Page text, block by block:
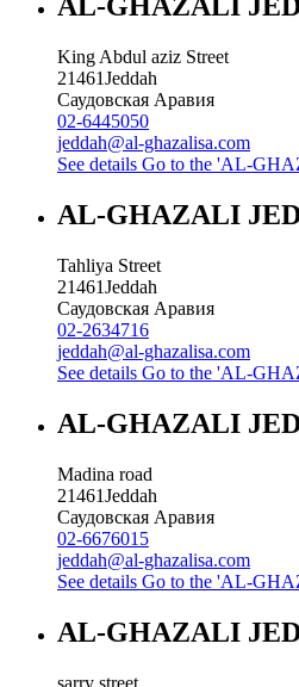
AL-GHAZALI
King Abdul aziz Street
21461Jeddah
Саудовская Аравия
02-6445050
jeddah@al-ghazalisa.com
See details Go to the 'AL-
AL-GHAZALI
Tahliya Street
21461Jeddah
Саудовская Аравия
02-2634716
jeddah@al-ghazalisa.com
See details Go to the 'AL-
AL-GHAZALI
Madina road
21461Jeddah
Саудовская Аравия
02-6676015
jeddah@al-ghazalisa.com
See details Go to the 'AL-
AL-GHAZALI
sarry street